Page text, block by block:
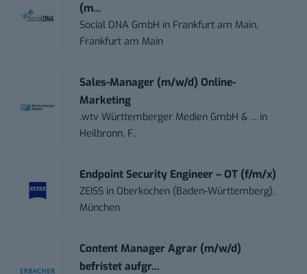
(m...
Social DNA GmbH in Frankfurt am Main,
Frankfurt am Main
Sales-Manager (m/w/d) Online-
Marketing
.wtv Württemberger Medien GmbH & ... in
Heilbronn, F...
Endpoint Security Engineer – OT (f/m/x)
ZEISS in Oberkochen (Baden-Württemberg),
München
Content Manager Agrar (m/w/d)
befristet aufgr...